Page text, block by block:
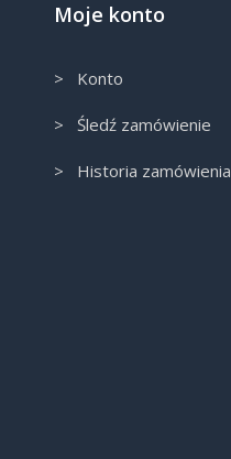
Moje konto
> Konto
> Śledź zamówienie
> Historia zamówienia